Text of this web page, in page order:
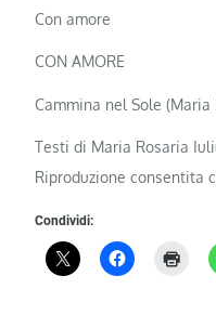
Con amore
CON AMORE
Cammina nel Sole
Testi di Maria Rosaria
Riproduzione consentita
Condividi: